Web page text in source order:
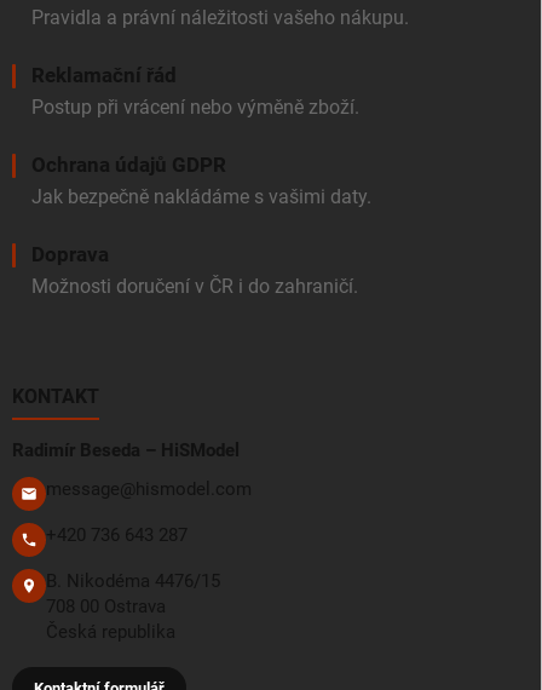
Pravidla a právní náležitosti vašeho nákupu.
Reklamační řád
Postup při vrácení nebo výměně zboží.
Ochrana údajů GDPR
Jak bezpečně nakládáme s vašimi daty.
Doprava
Možnosti doručení v ČR i do zahraničí.
KONTAKT
Radimír Beseda – HiSModel
message@hismodel.com
+420 736 643 287
B. Nikodéma 4476/15
708 00 Ostrava
Česká republika